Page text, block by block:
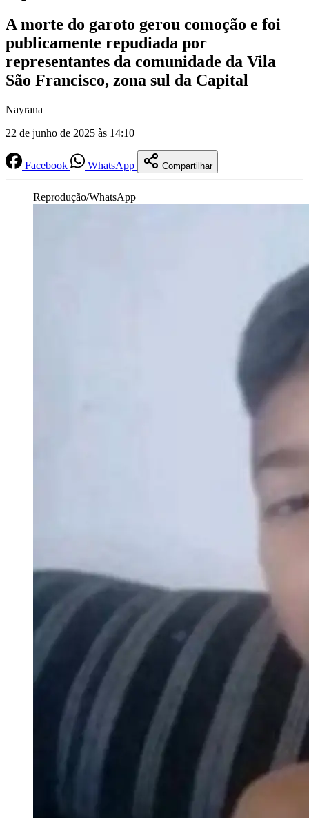
A morte do garoto gerou comoção e foi
publicamente repudiada por
representantes da comunidade da Vila
São Francisco, zona sul da Capital
Nayrana
22 de junho de 2025 às 14:10
Facebook WhatsApp Compartilhar
Reprodução/WhatsApp